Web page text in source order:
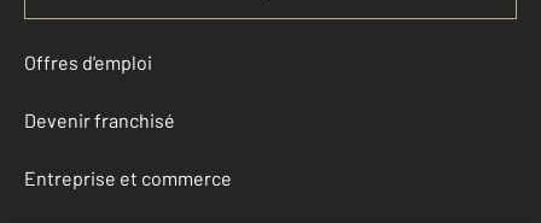
Offres d'emploi
Devenir franchisé
Entreprise et commerce